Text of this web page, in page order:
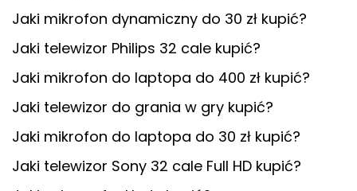
Jaki mikrofon dynamiczny do 30 zł kupić?
Jaki telewizor Philips 32 cale kupić?
Jaki mikrofon do laptopa do 400 zł kupić?
Jaki telewizor do grania w gry kupić?
Jaki mikrofon do laptopa do 30 zł kupić?
Jaki telewizor Sony 32 cale Full HD kupić?